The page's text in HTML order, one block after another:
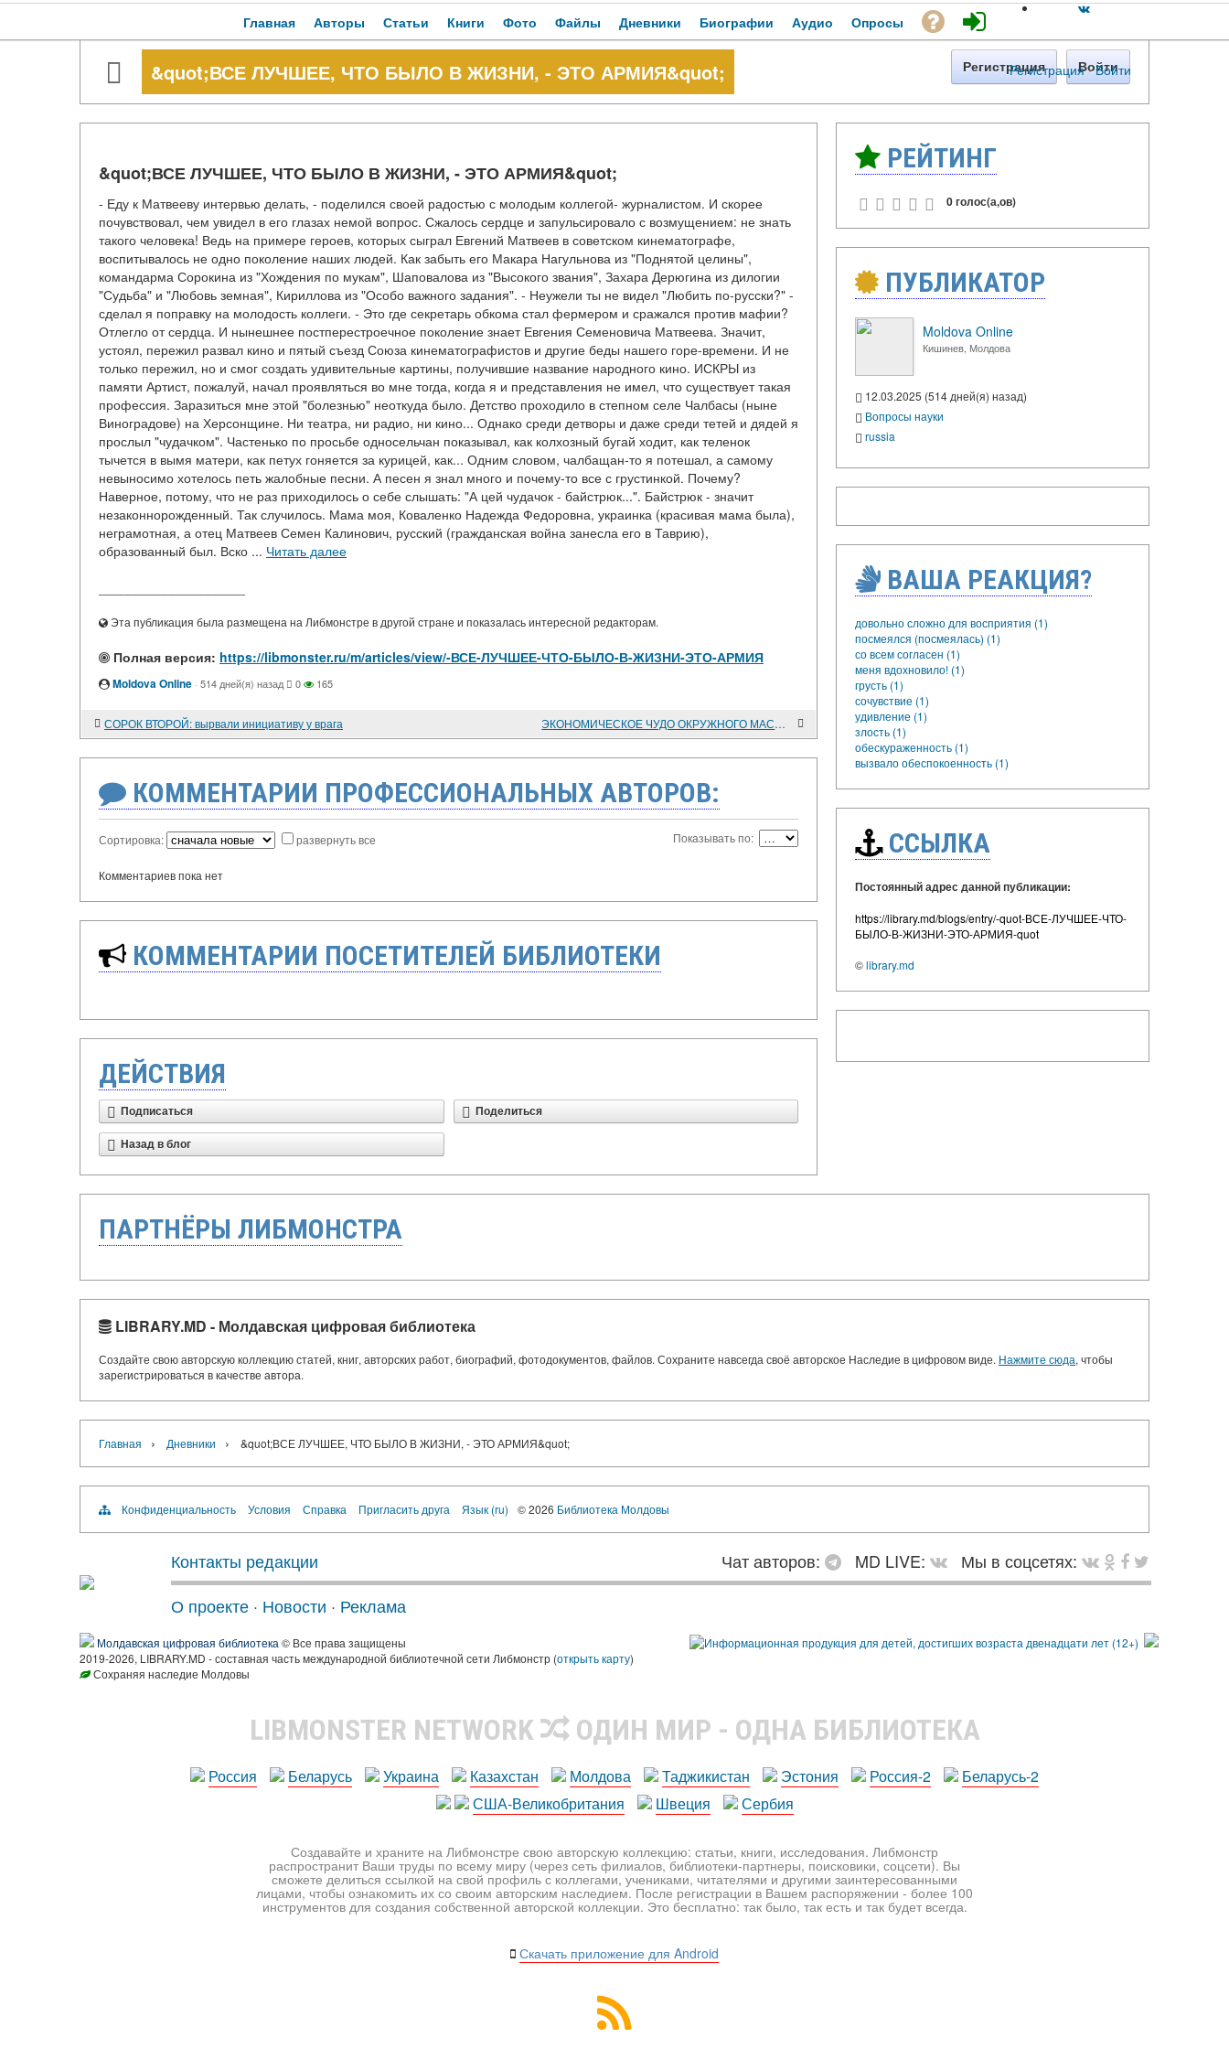
Регистрация · Войти
Главная Авторы Статьи Книги Фото Файлы Дневники Биографии Аудио Опросы
&quot;ВСЕ ЛУЧШЕЕ, ЧТО БЫЛО В ЖИЗНИ, - ЭТО АРМИЯ&quot; Регистрация Войти
&quot;ВСЕ ЛУЧШЕЕ, ЧТО БЫЛО В ЖИЗНИ, - ЭТО АРМИЯ&quot;
- Еду к Матвееву интервью делать, - поделился своей радостью с молодым коллегой- журналистом. И скорее
почувствовал, чем увидел в его глазах немой вопрос. Сжалось сердце и запульсировало с возмущением: не знать
такого человека! Ведь на примере героев, которых сыграл Евгений Матвеев в советском кинематографе,
воспитывалось не одно поколение наших людей. Как забыть его Макара Нагульнова из "Поднятой целины",
командарма Сорокина из "Хождения по мукам", Шаповалова из "Высокого звания", Захара Дерюгина из дилогии
"Судьба" и "Любовь земная", Кириллова из "Особо важного задания". - Неужели ты не видел "Любить по-русски?" -
сделал я поправку на молодость коллеги. - Это где секретарь обкома стал фермером и сражался против мафии?
Отлегло от сердца. И нынешнее постперестроечное поколение знает Евгения Семеновича Матвеева. Значит,
устоял, пережил развал кино и пятый съезд Союза кинематографистов и другие беды нашего горе-времени. И не
только пережил, но и смог создать удивительные картины, получившие название народного кино. ИСКРЫ из
памяти Артист, пожалуй, начал проявляться во мне тогда, когда я и представления не имел, что существует такая
профессия. Заразиться мне этой "болезнью" неоткуда было. Детство проходило в степном селе Чалбасы (ныне
Виноградове) на Херсонщине. Ни театра, ни радио, ни кино... Однако среди детворы и даже среди тетей и дядей я
прослыл "чудачком". Частенько по просьбе односельчан показывал, как колхозный бугай ходит, как теленок
тычется в вымя матери, как петух гоняется за курицей, как... Одним словом, чалбащан-то я потешал, а самому
невыносимо хотелось петь жалобные песни. А песен я знал много и почему-то все с грустинкой. Почему?
Наверное, потому, что не раз приходилось о себе слышать: "А цей чудачок - байстрюк...". Байстрюк - значит
незаконнорожденный. Так случилось. Мама моя, Коваленко Надежда Федоровна, украинка (красивая мама была),
неграмотная, а отец Матвеев Семен Калинович, русский (гражданская война занесла его в Таврию),
образованный был. Вско ... Читать далее
Эта публикация была размещена на Либмонстре в другой стране и показалась интересной редакторам.
Полная версия: https://libmonster.ru/m/articles/view/-ВСЕ-ЛУЧШЕЕ-ЧТО-БЫЛО-В-ЖИЗНИ-ЭТО-АРМИЯ
Moldova Online · 514 дней(я) назад 0 165
СОРОК ВТОРОЙ: вырвали инициативу у врага ЭКОНОМИЧЕСКОЕ ЧУДО ОКРУЖНОГО МАСШТАБА
КОММЕНТАРИИ ПРОФЕССИОНАЛЬНЫХ АВТОРОВ:
Сортировка: развернуть все Показывать по:
Комментариев пока нет
КОММЕНТАРИИ ПОСЕТИТЕЛЕЙ БИБЛИОТЕКИ
ДЕЙСТВИЯ
Подписаться Поделиться
Назад в блог
РЕЙТИНГ
0 голос(а,ов)
ПУБЛИКАТОР
Moldova Online
Кишинев, Молдова
12.03.2025 (514 дней(я) назад)
Вопросы науки
russia
ВАША РЕАКЦИЯ?
довольно сложно для восприятия (1)
посмеялся (посмеялась) (1)
со всем согласен (1)
меня вдохновило! (1)
грусть (1)
сочувствие (1)
удивление (1)
злость (1)
обескураженность (1)
вызвало обеспокоенность (1)
ССЫЛКА
Постоянный адрес данной публикации:
https://library.md/blogs/entry/-quot-ВСЕ-ЛУЧШЕЕ-ЧТО-
БЫЛО-В-ЖИЗНИ-ЭТО-АРМИЯ-quot
©library.md
ПАРТНЁРЫ ЛИБМОНСТРА
LIBRARY.MD - Молдавская цифровая библиотека
Создайте свою авторскую коллекцию статей, книг, авторских работ, биографий, фотодокументов, файлов. Сохраните навсегда своё авторское Наследие в цифровом виде. Нажмите сюда, чтобы
зарегистрироваться в качестве автора.
Главная › Дневники › &quot;ВСЕ ЛУЧШЕЕ, ЧТО БЫЛО В ЖИЗНИ, - ЭТО АРМИЯ&quot;
Конфиденциальность Условия Справка Пригласить друга Язык (ru) © 2026 Библиотека Молдовы
Контакты редакции Чат авторов: MD LIVE:
Мы в соцсетях:
О проекте · Новости · Реклама
Молдавская цифровая библиотека © Все права защищены
2019-2026, LIBRARY.MD - составная часть международной библиотечной сети Либмонстр (открыть карту)
Сохраняя наследие Молдовы
LIBMONSTER NETWORK ОДИН МИР - ОДНА БИБЛИОТЕКА
Россия Беларусь Украина Казахстан Молдова Таджикистан Эстония Россия-2
Беларусь-2
США-Великобритания
Швеция Сербия
Создавайте и храните на Либмонстре свою авторскую коллекцию: статьи, книги, исследования. Либмонстр
распространит Ваши труды по всему миру (через сеть филиалов, библиотеки-партнеры, поисковики, соцсети). Вы
сможете делиться ссылкой на свой профиль с коллегами, учениками, читателями и другими заинтересованными
лицами, чтобы ознакомить их со своим авторским наследием. После регистрации в Вашем распоряжении - более 100
инструментов для создания собственной авторской коллекции. Это бесплатно: так было, так есть и так будет всегда.
Скачать приложение для Android